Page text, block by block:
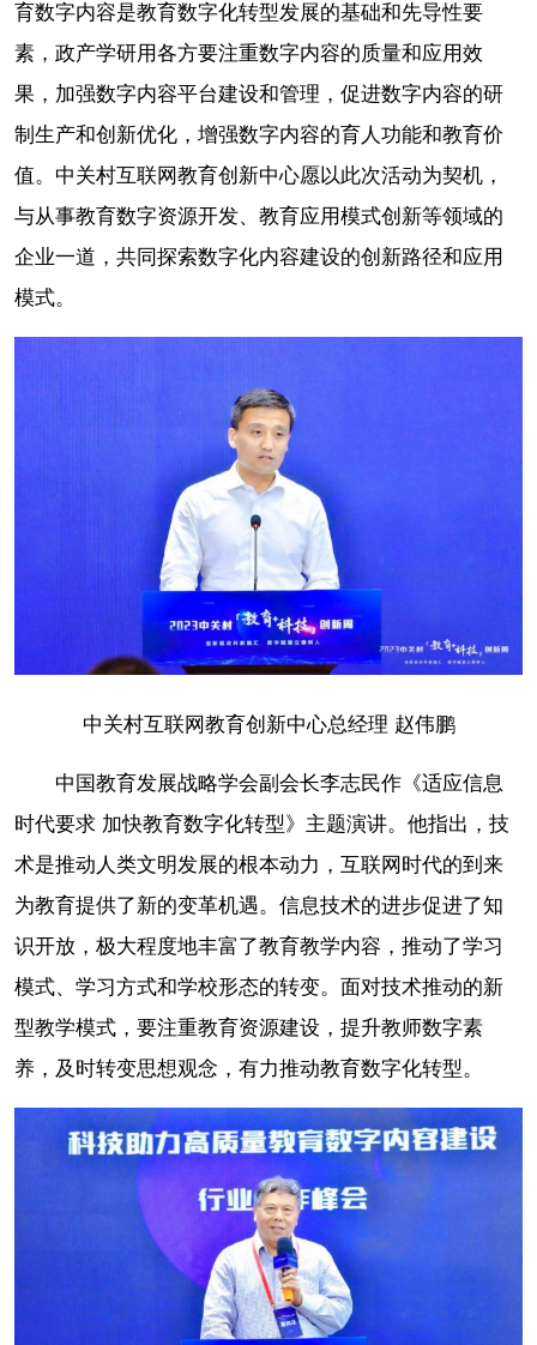
育数字内容是教育数字化转型发展的基础和先导性要
素，政产学研用各方要注重数字内容的质量和应用效
果，加强数字内容平台建设和管理，促进数字内容的研
制生产和创新优化，增强数字内容的育人功能和教育价
值。中关村互联网教育创新中心愿以此次活动为契机，
与从事教育数字资源开发、教育应用模式创新等领域的
企业一道，共同探索数字化内容建设的创新路径和应用
模式。
中关村互联网教育创新中心总经理 赵伟鹏
中国教育发展战略学会副会长李志民作《适应信息
时代要求 加快教育数字化转型》主题演讲。他指出，技
术是推动人类文明发展的根本动力，互联网时代的到来
为教育提供了新的变革机遇。信息技术的进步促进了知
识开放，极大程度地丰富了教育教学内容，推动了学习
模式、学习方式和学校形态的转变。面对技术推动的新
型教学模式，要注重教育资源建设，提升教师数字素
养，及时转变思想观念，有力推动教育数字化转型。